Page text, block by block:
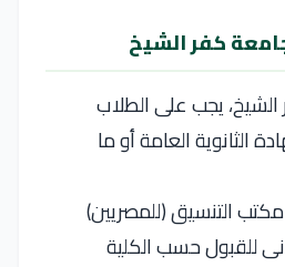
كفر الشيخ
، يجب على الطلاب
الثانوية العامة أو ما
التنسيق (للمصريين)
للقبول حسب الكلية